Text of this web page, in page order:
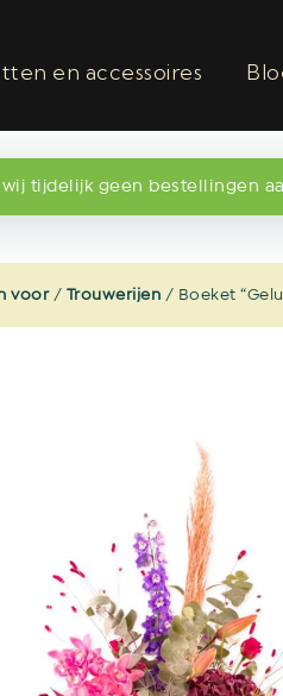
en accessoires
tijdelijk geen bestellingen
voor/ Trouwerijen / Boeket